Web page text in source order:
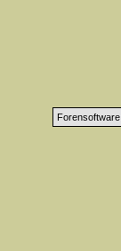
Forensoftware: